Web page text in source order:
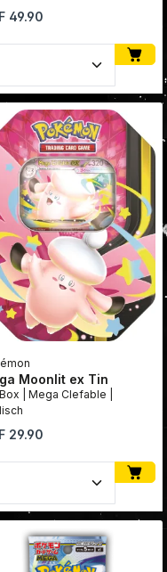
Wert ein
Preis:
49.90
Anzahl: Gib
Wert ein
Moonlit ex Tin
Clefable |
Preis:
29.90
Anzahl: Gib